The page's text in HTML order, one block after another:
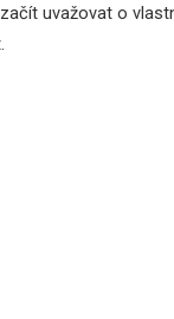
uvažovat o